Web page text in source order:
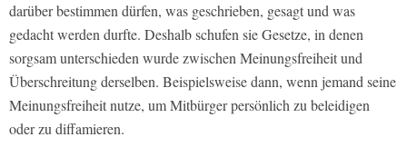
darüber bestimmen dürfen, was geschrieben, gesagt und was
gedacht werden durfte. Deshalb schufen sie Gesetze, in denen
sorgsam unterschieden wurde zwischen Meinungsfreiheit und
Überschreitung derselben. Beispielsweise dann, wenn jemand seine
Meinungsfreiheit nutze, um Mitbürger persönlich zu beleidigen
oder zu diffamieren.